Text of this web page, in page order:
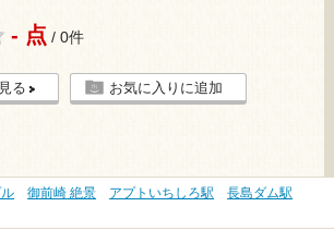
- 点 / 0件
る お気に入りに追加
御前崎 絶景 アプトいちしろ駅
長島ダム駅